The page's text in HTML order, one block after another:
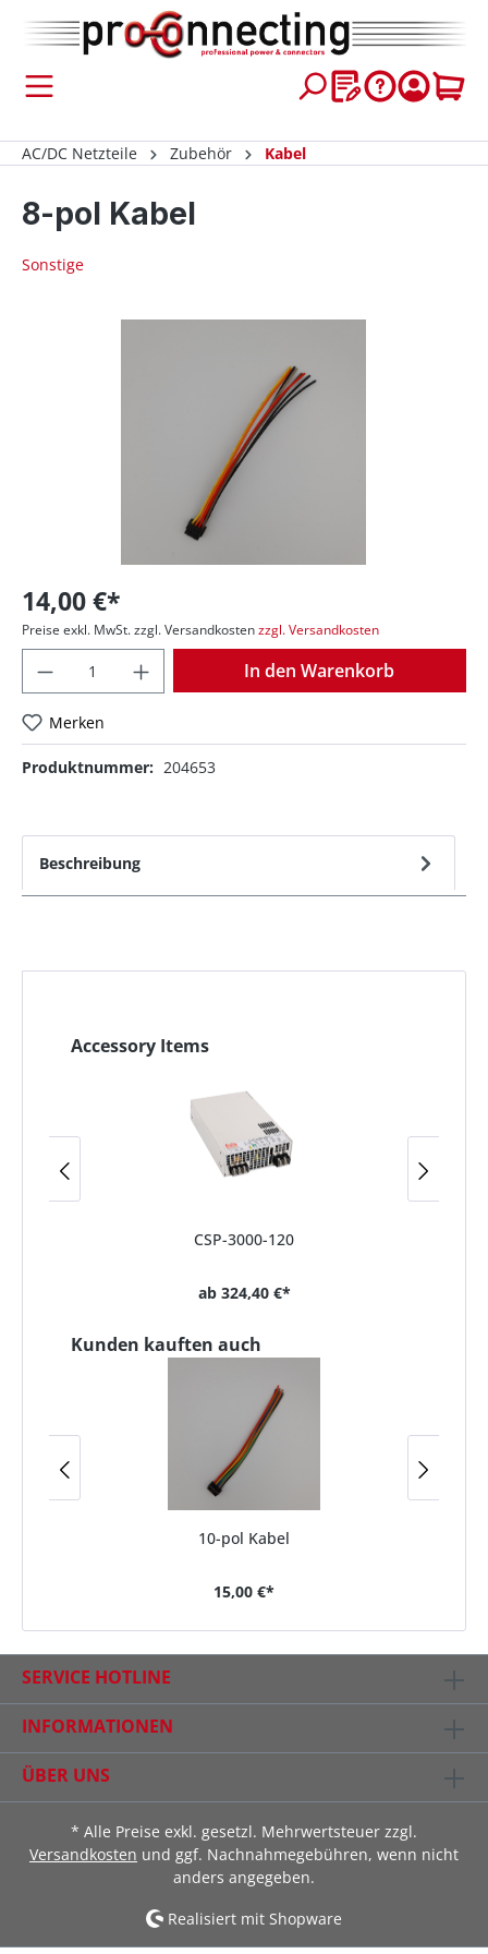
springen
AC/DC Netzteile Zubehör Kabel
8-pol Kabel
Sonstige
14,00 €*
Preise exkl. MwSt. zzgl. Versandkostenzzgl. Versandkosten
In den Warenkorb
Merken
Produktnummer: 204653
Beschreibung
Accessory Items
CSP-3000-120
ab 324,40 €*
Kunden kauften auch
10-pol Kabel
15,00 €*
SERVICE HOTLINE
INFORMATIONEN
ÜBER UNS
* Alle Preise exkl. gesetzl. Mehrwertsteuer zzgl.
Versandkosten und ggf. Nachnahmegebühren, wenn nicht
anders angegeben.
Realisiert mit Shopware